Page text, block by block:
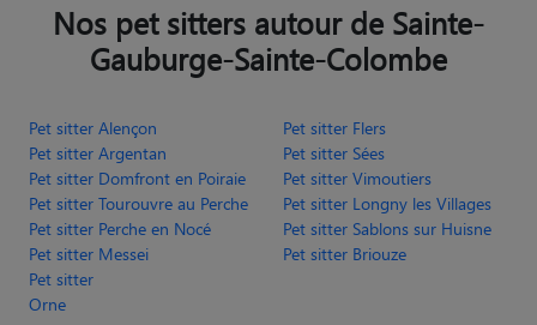
Nos pet sitters autour de Sainte-
Gauburge-Sainte-Colombe
Pet sitter Alençon
Pet sitter Flers
Pet sitter Argentan
Pet sitter Sées
Pet sitter Domfront en Poiraie
Pet sitter Vimoutiers
Pet sitter Tourouvre au Perche
Pet sitter Longny les Villages
Pet sitter Perche en Nocé
Pet sitter Sablons sur Huisne
Pet sitter Messei
Pet sitter Briouze
Pet sitter
Orne